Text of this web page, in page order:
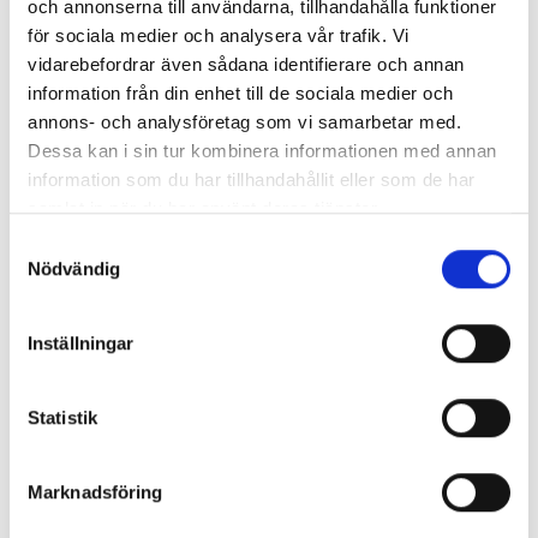
och annonserna till användarna, tillhandahålla funktioner
för sociala medier och analysera vår trafik. Vi
vidarebefordrar även sådana identifierare och annan
information från din enhet till de sociala medier och
annons- och analysföretag som vi samarbetar med.
Dessa kan i sin tur kombinera informationen med annan
information som du har tillhandahållit eller som de har
samlat in när du har använt deras tjänster.
Nödvändig
Inställningar
Statistik
Marknadsföring